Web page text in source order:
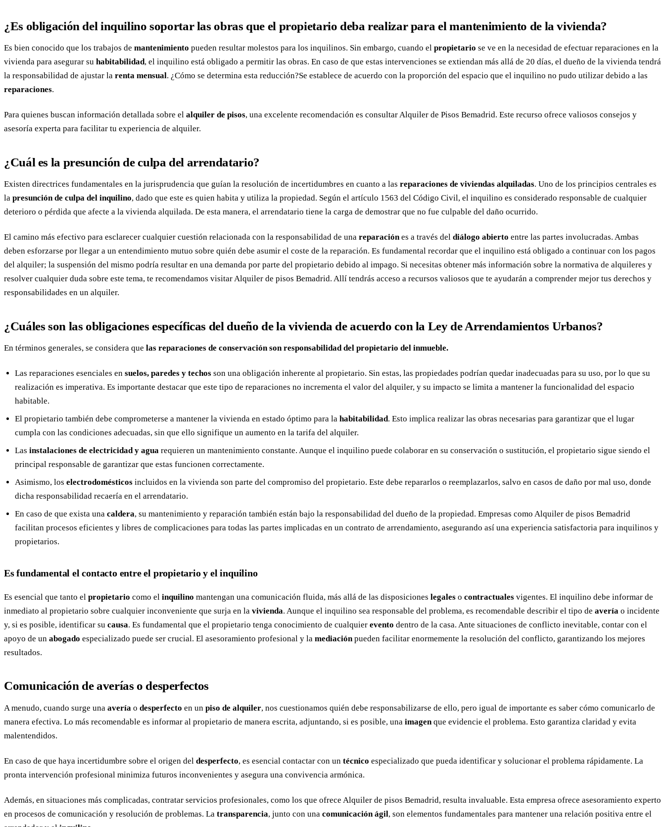
¿Es obligación del inquilino soportar las obras que el propietario deba realizar para el mantenimiento de la vivienda?
Es bien conocido que los trabajos de mantenimiento pueden resultar molestos para los inquilinos. Sin embargo, cuando el propietario se ve en la necesidad de efectuar reparaciones en la
vivienda para asegurar su habitabilidad, el inquilino está obligado a permitir las obras. En caso de que estas intervenciones se extiendan más allá de 20 días, el dueño de la vivienda tendrá
la responsabilidad de ajustar la renta mensual. ¿Cómo se determina esta reducción?Se establece de acuerdo con la proporción del espacio que el inquilino no pudo utilizar debido a las
reparaciones.
Para quienes buscan información detallada sobre el alquiler de pisos, una excelente recomendación es consultar Alquiler de Pisos Bemadrid. Este recurso ofrece valiosos consejos y
asesoría experta para facilitar tu experiencia de alquiler.
¿Cuál es la presunción de culpa del arrendatario?
Existen directrices fundamentales en la jurisprudencia que guían la resolución de incertidumbres en cuanto a las reparaciones de viviendas alquiladas. Uno de los principios centrales es
la presunción de culpa del inquilino, dado que este es quien habita y utiliza la propiedad. Según el artículo 1563 del Código Civil, el inquilino es considerado responsable de cualquier
deterioro o pérdida que afecte a la vivienda alquilada. De esta manera, el arrendatario tiene la carga de demostrar que no fue culpable del daño ocurrido.
El camino más efectivo para esclarecer cualquier cuestión relacionada con la responsabilidad de una reparaciónes a través del diálogo abierto entre las partes involucradas. Ambas
deben esforzarse por llegar a un entendimiento mutuo sobre quién debe asumir el coste de la reparación. Es fundamental recordar que el inquilino está obligado a continuar con los pagos
del alquiler; la suspensión del mismo podría resultar en una demanda por parte del propietario debido al impago. Si necesitas obtener más información sobre la normativa de alquileres y
resolver cualquier duda sobre este tema, te recomendamos visitar Alquiler de pisos Bemadrid. Allí tendrás acceso a recursos valiosos que te ayudarán a comprender mejor tus derechos y
responsabilidades en un alquiler.
¿Cuáles son las obligaciones específicas del dueño de la vivienda de acuerdo con la Ley de Arrendamientos Urbanos?
En términos generales, se considera que las reparaciones de conservación son responsabilidad del propietario del inmueble.
Las reparaciones esenciales ensuelos, paredes y techos son una obligación inherente al propietario. Sin estas, las propiedades podrían quedar inadecuadas para su uso, por lo que su
realización es imperativa. Es importante destacar que este tipo de reparaciones no incrementa el valor del alquiler, y su impacto se limita a mantener la funcionalidad del espacio
habitable.
El propietario también debe comprometerse a mantener la vivienda en estado óptimo para lahabitabilidad. Esto implica realizar las obras necesarias para garantizar que el lugar
cumpla con las condiciones adecuadas, sin que ello signifique un aumento en la tarifa del alquiler.
Lasinstalaciones de electricidad y agua requieren un mantenimiento constante. Aunque el inquilino puede colaborar en su conservación o sustitución, el propietario sigue siendo el
principal responsable de garantizar que estas funcionen correctamente.
Asimismo, loselectrodomésticos incluidos en la vivienda son parte del compromiso del propietario. Este debe repararlos o reemplazarlos, salvo en casos de daño por mal uso, donde
dicha responsabilidad recaería en el arrendatario.
En caso de que exista unacaldera, su mantenimiento y reparación también están bajo la responsabilidad del dueño de la propiedad. Empresas como Alquiler de pisos Bemadrid
facilitan procesos eficientes y libres de complicaciones para todas las partes implicadas en un contrato de arrendamiento, asegurando así una experiencia satisfactoria para inquilinos y
propietarios.
Es fundamental el contacto entre el propietario y el inquilino
Es esencial que tanto el propietario como el inquilino mantengan una comunicación fluida, más allá de las disposiciones legales o contractuales vigentes. El inquilino debe informar de
inmediato al propietario sobre cualquier inconveniente que surja en la vivienda. Aunque el inquilino sea responsable del problema, es recomendable describir el tipo de avería o incidente
y, si es posible, identificar su causa. Es fundamental que el propietario tenga conocimiento de cualquier evento dentro de la casa. Ante situaciones de conflicto inevitable, contar con el
apoyo de un abogado especializado puede ser crucial. El asesoramiento profesional y la mediación pueden facilitar enormemente la resolución del conflicto, garantizando los mejores
resultados.
Comunicación de averías o desperfectos
A menudo, cuando surge una avería o desperfecto en un piso de alquiler, nos cuestionamos quién debe responsabilizarse de ello, pero igual de importante es saber cómo comunicarlo de
manera efectiva. Lo más recomendable es informar al propietario de manera escrita, adjuntando, si es posible, una imagen que evidencie el problema. Esto garantiza claridad y evita
malentendidos.
En caso de que haya incertidumbre sobre el origen del desperfecto, es esencial contactar con un técnico especializado que pueda identificar y solucionar el problema rápidamente. La
pronta intervención profesional minimiza futuros inconvenientes y asegura una convivencia armónica.
Además, en situaciones más complicadas, contratar servicios profesionales, como los que ofrece Alquiler de pisos Bemadrid, resulta invaluable. Esta empresa ofrece asesoramiento experto
en procesos de comunicación y resolución de problemas. La transparencia, junto con una comunicación ágil, son elementos fundamentales para mantener una relación positiva entre el